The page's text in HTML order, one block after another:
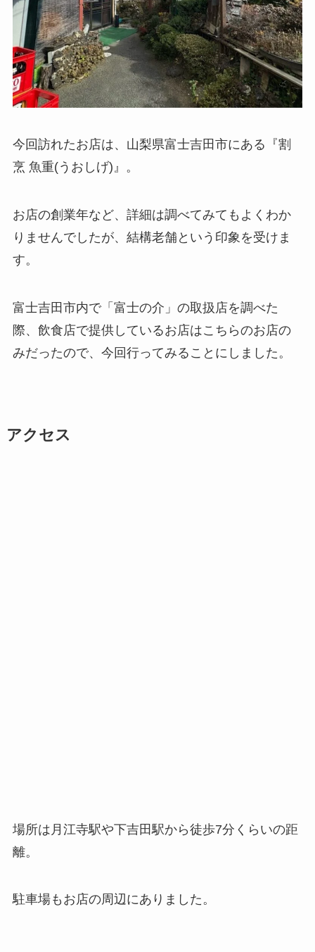
今回訪れたお店は、山梨県富士吉田市にある『割
烹 魚重(うおしげ)』。
お店の創業年など、詳細は調べてみてもよくわか
りませんでしたが、結構老舗という印象を受けま
す。
富士吉田市内で「富士の介」の取扱店を調べた
際、飲食店で提供しているお店はこちらのお店の
みだったので、今回行ってみることにしました。
アクセス
場所は月江寺駅や下吉田駅から徒歩7分くらいの距
離。
駐車場もお店の周辺にありました。